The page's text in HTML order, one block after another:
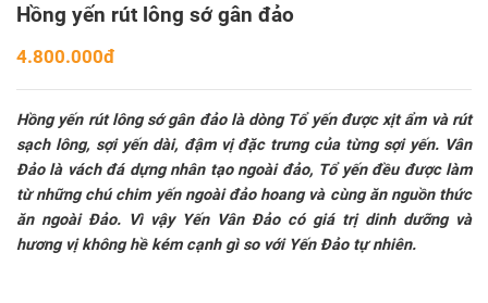
Hồng yến rút lông sớ gân đảo
4.800.000đ
Hồng yến rút lông sớ gân đảo là dòng Tổ yến được xịt ẩm và rút
sạch lông, sợi yến dài, đậm vị đặc trưng của từng sợi yến. Vân
Đảo là vách đá dựng nhân tạo ngoài đảo, Tổ yến đều được làm
từ những chú chim yến ngoài đảo hoang và cùng ăn nguồn thức
ăn ngoài Đảo. Vì vậy Yến Vân Đảo có giá trị dinh dưỡng và
hương vị không hề kém cạnh gì so với Yến Đảo tự nhiên.